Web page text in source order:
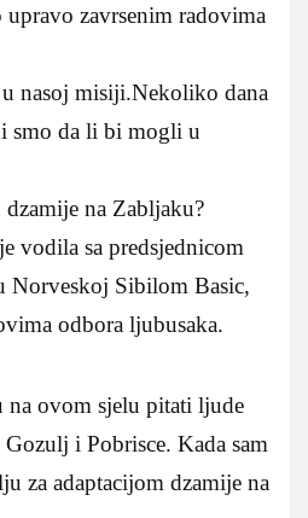
zavrsenim radovima
nasoj misiji.Nekoliko dana
smo da li bi mogli u
na Zabljaku?
vodila sa predsjednicom
Norveskoj Sibilom Basic,
odbora ljubusaka.
na ovom sjelu pitati ljude
i Pobrisce. Kada sam
za adaptacijom dzamije na